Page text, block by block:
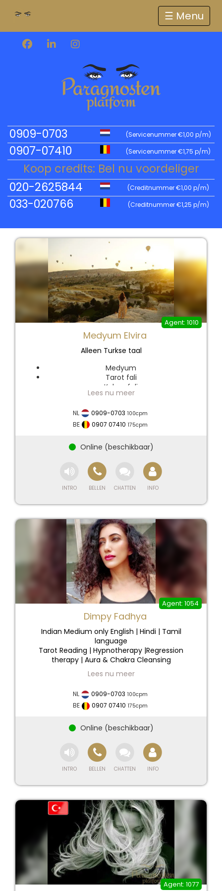
☰
0909-0703 (Servicenummer €1,00 p/m)
0907-07410 (Servicenummer €1,75 p/m)
Koop credits: Bel nu voordeliger
020-2625844
(Creditnummer €1,00 p/m)
033-020766 (Creditnummer €1,25 p/m)
1010
Medyum Elvira
Alleen Turkse taal
Medyum
Tarot fali
Kahve fali
Yildiz falı
Merhaba ben Elvira. 25 yıllık meslek hayatımda siz
değerli kardeşlerime; Yıldız falı, Tarot falı, Kahve
başarılı ve su falıyla bütün yaşantınızı anlatmakta
dertlerinizi problemlerinizi 7/24 hizmet
vermekteyim. Icinden cıkamadığınız derdinize ve
kafa karışıklıgınıza çare oluyorum. 1 telefon kadar
yakınızdayım. Profesyonel bir sekilde ölmüs
yakınlarınızla iletişime girer ve size söylemek
Sevgi ve saygılarımla,
sizi seven Elvira
NL 0909-0703 100cpm
BE 0907 07410 175cpm
1054
Dimpy Fadhya
Indian Medium only English | Hindi | Tamil
language
Tarot Reading | Hypnotherapy |Regression
therapy | Aura & Chakra Cleansing
MIND, BODY, SPIRIT APPROACH TO HEALING.
Dimpy Fadhya is a tarot and intuitive energy
reader, wellbeing and spiritual therapist, crystal
healer. She has successfully conducted many
workshops with miraculous transformation in
participants lives. She has travelled worldly using
and putting her knowledge, wisdom, gifts and
skills to uplift the consciousness of the collective.
As a channeler she uses practices and
techniques through spiritual therapy to guide
find answers and receive guided messages to
focus on moving you towards your life’s highest
purpose. She believes in you leaving the session
with information, guidance, awareness,
empowerment, confidence, knowing that you
are a supernatural spiritual being having a bodily
experience. She is also a healing coach.
Area of specialization
Chakra and aura cleansing using chants
NL 0909-0703 100cpm
BE 0907 07410 175cpm
1077